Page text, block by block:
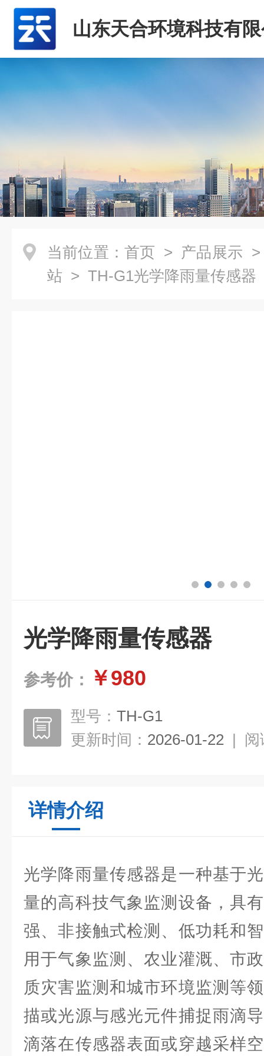
山东天合环境科技有
当前位置： 首页 > 产品展示
站 > TH-G1光学降雨量传感器
光学降雨量传感器
参考价： ￥980
型号： TH-G1
更新时间： 2026-01-22 | 阅
详情介绍
光学降雨量传感器是一种基于
量的高科技气象监测设备，具
强、非接触式检测、低功耗和
用于气象监测、农业灌溉、市
质灾害监测和城市环境监测等
描或光源与感光元件捕捉雨滴
滴落在传感器表面或穿越采样